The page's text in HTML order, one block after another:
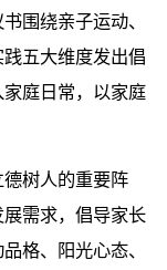
围绕亲子运动、
五大维度发出倡
庭日常，以家庭
树人的重要阵
需求，倡导家长
格、阳光心态、